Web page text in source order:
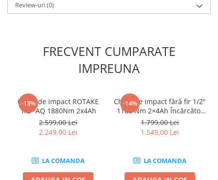
Masini de gaurit si taiat
Polizoare biax
Scule pentru nituit si capsat
Slefuitoare Pneumatice
Diagnoza si masurari
Injectoare
Rulmenti,Bucsi si Extractoare
Sistem franare
Sistem Vibro-Power
Review-uri(0)
FRECVENT CUMPARATE
IMPREUNA
-13%
Cheie de impact ROTAKE
1/2″ AQ 1880Nm 2x4Ah
2.599,00 Lei
2.249,00 Lei
LA COMANDA
-14%
Cheie de impact fără fir 1/2"
1180 Nm 2×4Ah Încărcător
Geantă de transport Fără
perii LED
1.799,00 Lei
1.549,00 Lei
LA COMANDA